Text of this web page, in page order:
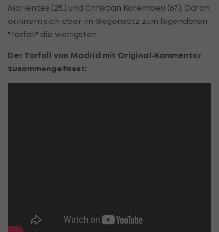
Morientes (25.) und Christian Karembeu (67.). Daran
erinnern sich aber im Gegensatz zum legendären
"Torfall" die wenigsten.
Der Torfall von Madrid mit Original-Kommentar
zusammengefasst: